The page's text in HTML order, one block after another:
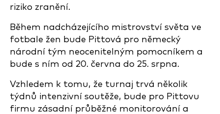
riziko zranění.
Během nadcházejícího mistrovství světa ve
fotbale žen bude Pittová pro německý
národní tým neocenitelným pomocníkem a
bude s ním od 20. června do 25. srpna.
Vzhledem k tomu, že turnaj trvá několik
týdnů intenzivní soutěže, bude pro Pittovu
firmu zásadní průběžné monitorování a